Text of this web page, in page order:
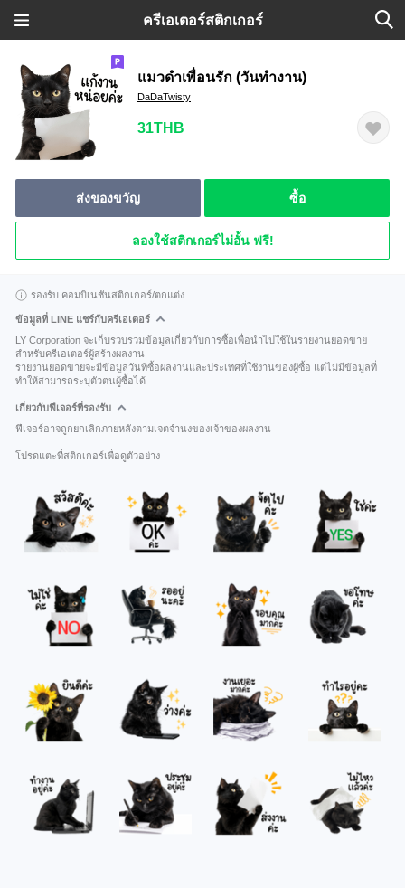
ครีเอเตอร์สติกเกอร์
แมวดำเพื่อนรัก (วันทำงาน)
DaDaTwisty
31THB
ส่งของขวัญ ซื้อ
ลองใช้สติกเกอร์ไม่อั้น ฟรี!
รองรับ คอมบิเนชันสติกเกอร์/ตกแต่ง
ข้อมูลที่ LINE แชร์กับครีเอเตอร์
LY Corporation จะเก็บรวบรวมข้อมูลเกี่ยวกับการซื้อเพื่อนำไปใช้ในรายงานยอดขาย
สำหรับครีเอเตอร์ผู้สร้างผลงาน
รายงานยอดขายจะมีข้อมูลวันที่ซื้อผลงานและประเทศที่ใช้งานของผู้ซื้อ แต่ไม่มีข้อมูลที่
ทำให้สามารถระบุตัวตนผู้ซื้อได้
เกี่ยวกับฟีเจอร์ที่รองรับ
ฟีเจอร์อาจถูกยกเลิกภายหลังตามเจตจำนงของเจ้าของผลงาน
โปรดแตะที่สติกเกอร์เพื่อดูตัวอย่าง